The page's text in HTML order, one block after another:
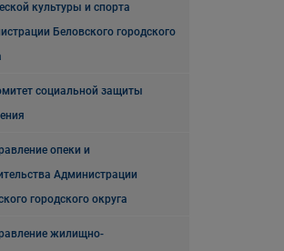
культуры и спорта
Беловского городского
социальной защиты
опеки и
Администрации
городского округа
жилищно-